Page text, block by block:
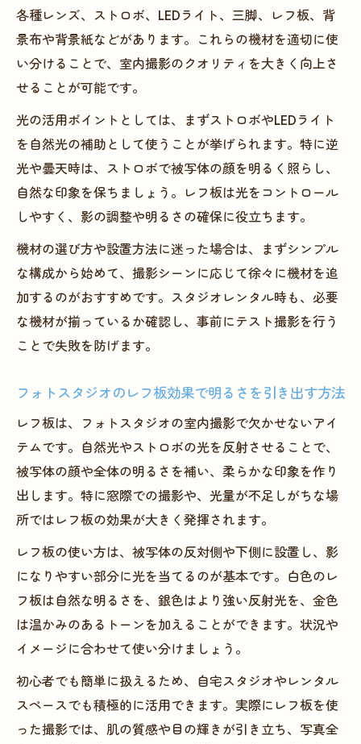
各種レンズ、ストロボ、LEDライト、三脚、レフ板、背
景布や背景紙などがあります。これらの機材を適切に使
い分けることで、室内撮影のクオリティを大きく向上さ
せることが可能です。
光の活用ポイントとしては、まずストロボやLEDライト
を自然光の補助として使うことが挙げられます。特に逆
光や曇天時は、ストロボで被写体の顔を明るく照らし、
自然な印象を保ちましょう。レフ板は光をコントロール
しやすく、影の調整や明るさの確保に役立ちます。
機材の選び方や設置方法に迷った場合は、まずシンプル
な構成から始めて、撮影シーンに応じて徐々に機材を追
加するのがおすすめです。スタジオレンタル時も、必要
な機材が揃っているか確認し、事前にテスト撮影を行う
ことで失敗を防げます。
フォトスタジオのレフ板効果で明るさを引き出す方法
レフ板は、フォトスタジオの室内撮影で欠かせないアイ
テムです。自然光やストロボの光を反射させることで、
被写体の顔や全体の明るさを補い、柔らかな印象を作り
出します。特に窓際での撮影や、光量が不足しがちな場
所ではレフ板の効果が大きく発揮されます。
レフ板の使い方は、被写体の反対側や下側に設置し、影
になりやすい部分に光を当てるのが基本です。白色のレ
フ板は自然な明るさを、銀色はより強い反射光を、金色
は温かみのあるトーンを加えることができます。状況や
イメージに合わせて使い分けましょう。
初心者でも簡単に扱えるため、自宅スタジオやレンタル
スペースでも積極的に活用できます。実際にレフ板を使
った撮影では、肌の質感や目の輝きが引き立ち、写真全